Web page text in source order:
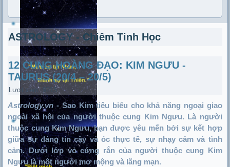
ASTROLOGY - Chiêm Tinh Học
12 CUNG HOÀNG ĐẠO: KIM NGƯU -
TAURUS (20/4 – 20/5)
Lượt xem: 9215
Astrology.vn -Sao Kim tiêu biểu cho khả năng ngoại giao
ngoài xã hội của người thuộc cung Kim Ngưu. Là người
thuộc cung Kim Ngưu, bạn được yêu mến bởi sự kết hợp
giữa sự đáng tin cậy và óc thực tế, sự nhạy cảm và tình
cảm. Dưới lớp vỏ cứng rắn của người thuộc cung Kim
Ngưu là một người mơ mộng và lãng mạn.